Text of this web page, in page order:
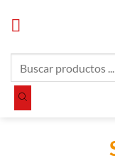
productos